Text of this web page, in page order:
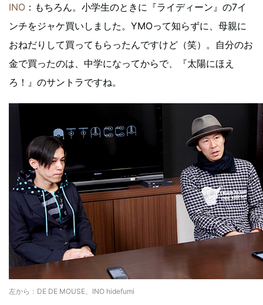
INO ：もちろん。小学生のときに『ライディーン』の7イ
ンチをジャケ買いしました。YMOって知らずに、母親に
おねだりして買ってもらったんですけど（笑）。自分のお
金で買ったのは、中学になってからで、『太陽にほえ
ろ！』のサントラですね。
左から：DE DE MOUSE、INO hidefumi